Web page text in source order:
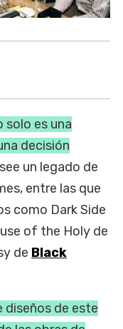
solo es una
decisión
un legado de
entre las que
como Dark Side
of the Holy de
de Black
diseños de este